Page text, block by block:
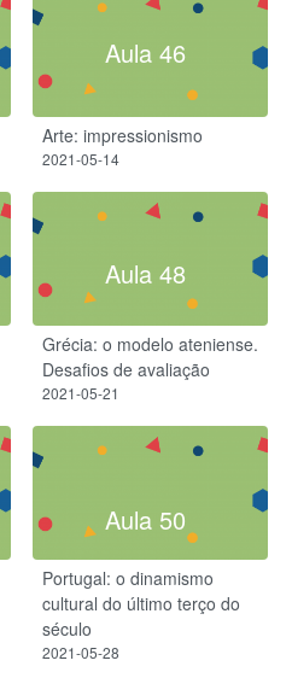
Aula 46
Arte: impressionismo
2021-05-14
Aula 48
Grécia: o modelo ateniense.
Desafios de avaliação
2021-05-21
Aula 50
Portugal: o dinamismo
cultural do último terço do
século
2021-05-28